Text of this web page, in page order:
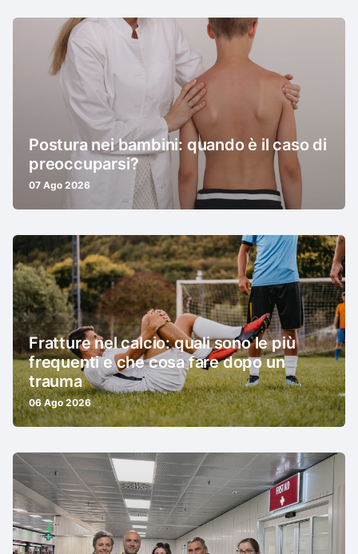
Postura nei bambini: quando è il caso di
preoccuparsi?
07 Ago 2026
Fratture nel calcio: quali sono le più
frequenti e che cosa fare dopo un
trauma
06 Ago 2026